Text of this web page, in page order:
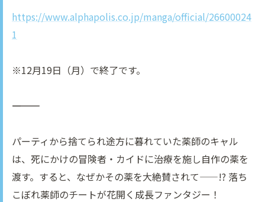
https://www.alphapolis.co.jp/manga/official/26600024
1
※12月19日（月）で終了です。
――――――――――
パーティから捨てられ途方に暮れていた薬師のキャル
は、死にかけの冒険者・カイドに治療を施し自作の薬を
渡す。すると、なぜかその薬を大絶賛されて――!? 落ち
こぼれ薬師のチートが花開く成長ファンタジー！